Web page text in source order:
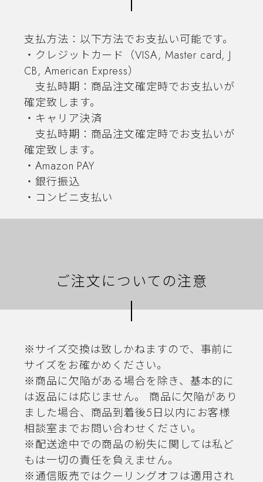
支払方法：以下方法でお支払い可能です。
・クレジットカード（VISA, Master card, J
CB, American Express）
支払時期：商品注文確定時でお支払いが
確定致します。
・キャリア決済
支払時期：商品注文確定時でお支払いが
確定致します。
・Amazon PAY
・銀行振込
・コンビニ支払い
ご注文についての注意
※サイズ交換は致しかねますので、事前に
サイズをお確かめください。
※商品に欠陥がある場合を除き、基本的に
は返品には応じません。 商品に欠陥があり
ました場合、商品到着後5日以内にお客様
相談室までお問い合わせください。
※配送途中での商品の紛失に関しては私ど
もは一切の責任を負えません。
※通信販売ではクーリングオフは適用され